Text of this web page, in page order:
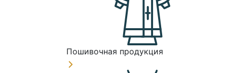
Пошивочная продукция